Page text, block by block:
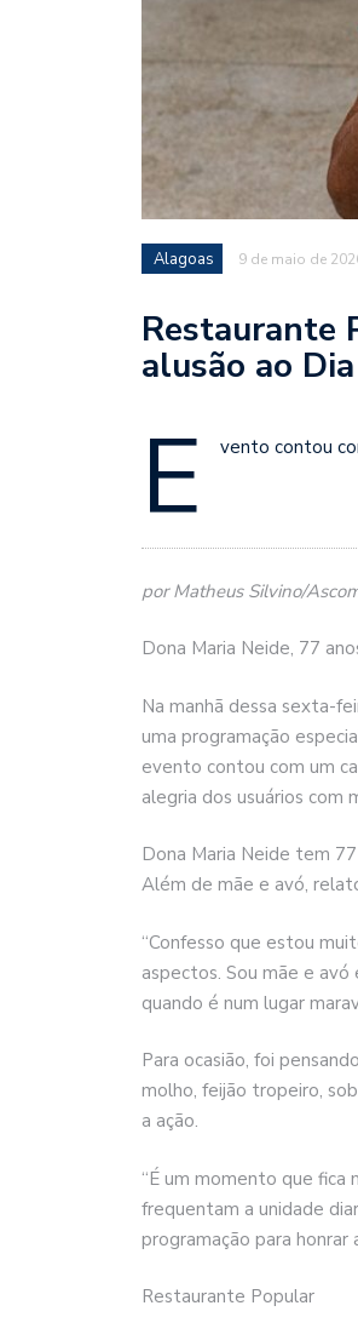
Alagoas 9 de maio de
Restaurante
alusão ao
E vento contou
por Matheus Silvino/
Dona Maria Neide, 77
Na manhã dessa sexta-
uma programação
evento contou com um
alegria dos usuários com
Dona Maria Neide tem
Além de mãe e avó,
“Confesso que estou
aspectos. Sou mãe e
quando é num lugar
Para ocasião, foi
molho, feijão tropeiro,
a ação.
“É um momento que fica
frequentam a unidade
programação para
Restaurante Popular